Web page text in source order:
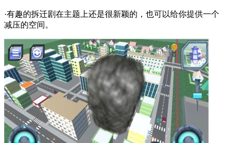
·有趣的拆迁剧在主题上还是很新颖的，也可以给你提供一个
减压的空间。